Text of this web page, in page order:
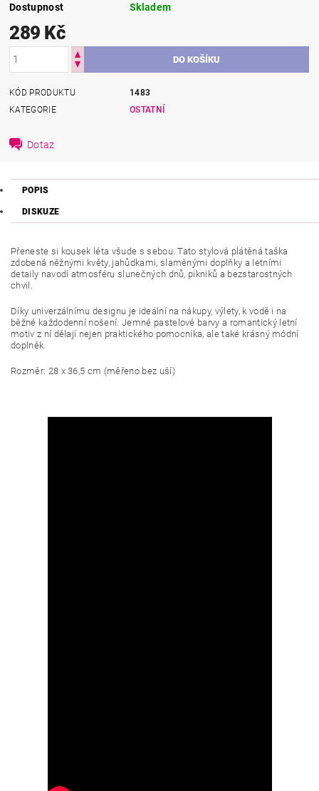
Dostupnost Skladem
289 Kč
KÓD PRODUKTU
1483
KATEGORIE
OSTATNÍ
Dotaz
POPIS
DISKUZE
Přeneste si kousek léta všude s sebou. Tato stylová plátěná taška
zdobená něžnými květy, jahůdkami, slaměnými doplňky a letními
detaily navodí atmosféru slunečných dnů, pikniků a bezstarostných
chvil.
Díky univerzálnímu designu je ideální na nákupy, výlety, k vodě i na
běžné každodenní nošení. Jemné pastelové barvy a romantický letní
motiv z ní dělají nejen praktického pomocníka, ale také krásný módní
doplněk.
Rozměr: 28 x 36,5 cm (měřeno bez uší)